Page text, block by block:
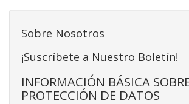
Sobre Nosotros
¡Suscríbete a Nuestro Boletín!
INFORMACIÓN BÁSICA
PROTECCIÓN DE DATOS